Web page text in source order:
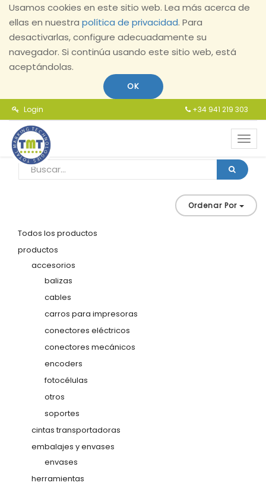
Usamos cookies en este sitio web. Lea más acerca de
ellas en nuestra política de privacidad. Para
desactivarlas, configure adecuadamente su
navegador. Si continúa usando este sitio web, está
aceptándolas.
OK
+34 941 219 303
Login
Ordenar Por
Todos los productos
productos
accesorios
balizas
cables
carros para impresoras
conectores eléctricos
conectores mecánicos
encoders
fotocélulas
otros
soportes
cintas transportadoras
embalajes y envases
envases
herramientas